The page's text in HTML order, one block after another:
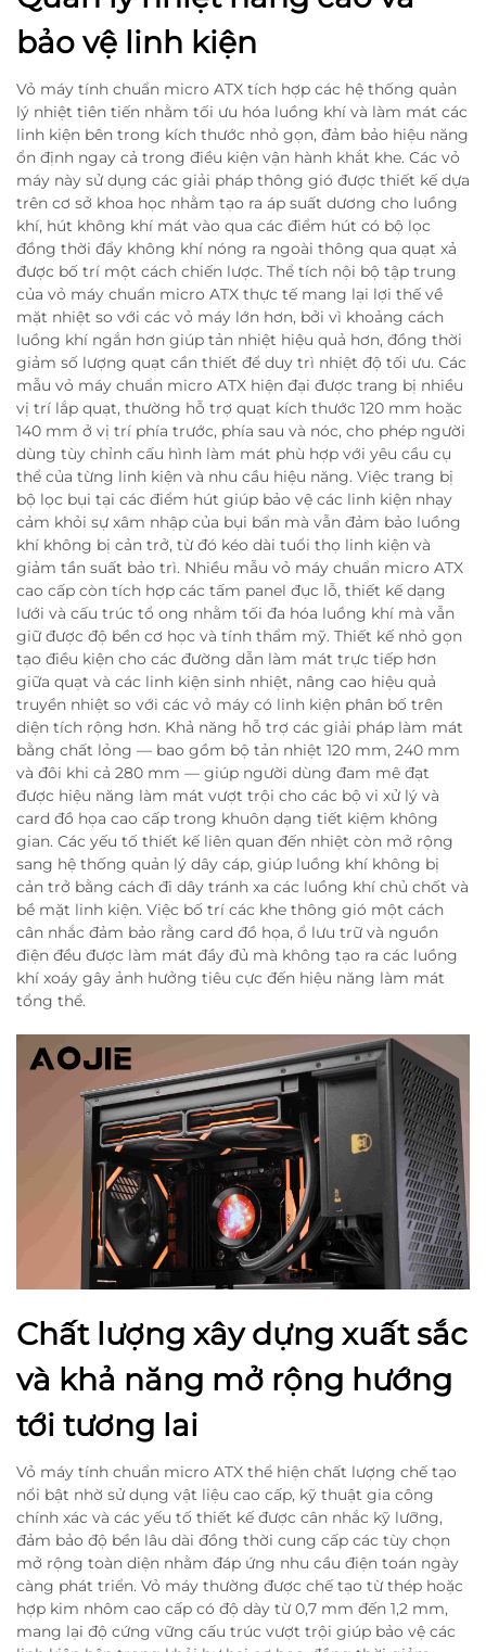
bảo vệ linh kiện
Vỏ máy tính chuẩn micro ATX tích hợp các hệ thống quản
lý nhiệt tiên tiến nhằm tối ưu hóa luồng khí và làm mát các
linh kiện bên trong kích thước nhỏ gọn, đảm bảo hiệu năng
ổn định ngay cả trong điều kiện vận hành khắt khe. Các vỏ
máy này sử dụng các giải pháp thông gió được thiết kế dựa
trên cơ sở khoa học nhằm tạo ra áp suất dương cho luồng
khí, hút không khí mát vào qua các điểm hút có bộ lọc
đồng thời đẩy không khí nóng ra ngoài thông qua quạt xả
được bố trí một cách chiến lược. Thể tích nội bộ tập trung
của vỏ máy chuẩn micro ATX thực tế mang lại lợi thế về
mặt nhiệt so với các vỏ máy lớn hơn, bởi vì khoảng cách
luồng khí ngắn hơn giúp tản nhiệt hiệu quả hơn, đồng thời
giảm số lượng quạt cần thiết để duy trì nhiệt độ tối ưu. Các
mẫu vỏ máy chuẩn micro ATX hiện đại được trang bị nhiều
vị trí lắp quạt, thường hỗ trợ quạt kích thước 120 mm hoặc
140 mm ở vị trí phía trước, phía sau và nóc, cho phép người
dùng tùy chỉnh cấu hình làm mát phù hợp với yêu cầu cụ
thể của từng linh kiện và nhu cầu hiệu năng. Việc trang bị
bộ lọc bụi tại các điểm hút giúp bảo vệ các linh kiện nhạy
cảm khỏi sự xâm nhập của bụi bẩn mà vẫn đảm bảo luồng
khí không bị cản trở, từ đó kéo dài tuổi thọ linh kiện và
giảm tần suất bảo trì. Nhiều mẫu vỏ máy chuẩn micro ATX
cao cấp còn tích hợp các tấm panel đục lỗ, thiết kế dạng
lưới và cấu trúc tổ ong nhằm tối đa hóa luồng khí mà vẫn
giữ được độ bền cơ học và tính thẩm mỹ. Thiết kế nhỏ gọn
tạo điều kiện cho các đường dẫn làm mát trực tiếp hơn
giữa quạt và các linh kiện sinh nhiệt, nâng cao hiệu quả
truyền nhiệt so với các vỏ máy có linh kiện phân bố trên
diện tích rộng hơn. Khả năng hỗ trợ các giải pháp làm mát
bằng chất lỏng — bao gồm bộ tản nhiệt 120 mm, 240 mm
và đôi khi cả 280 mm — giúp người dùng đam mê đạt
được hiệu năng làm mát vượt trội cho các bộ vi xử lý và
card đồ họa cao cấp trong khuôn dạng tiết kiệm không
gian. Các yếu tố thiết kế liên quan đến nhiệt còn mở rộng
sang hệ thống quản lý dây cáp, giúp luồng khí không bị
cản trở bằng cách đi dây tránh xa các luồng khí chủ chốt và
bề mặt linh kiện. Việc bố trí các khe thông gió một cách
cân nhắc đảm bảo rằng card đồ họa, ổ lưu trữ và nguồn
điện đều được làm mát đầy đủ mà không tạo ra các luồng
khí xoáy gây ảnh hưởng tiêu cực đến hiệu năng làm mát
tổng thể.
Chất lượng xây dựng xuất sắc
và khả năng mở rộng hướng
tới tương lai
Vỏ máy tính chuẩn micro ATX thể hiện chất lượng chế tạo
nổi bật nhờ sử dụng vật liệu cao cấp, kỹ thuật gia công
chính xác và các yếu tố thiết kế được cân nhắc kỹ lưỡng,
đảm bảo độ bền lâu dài đồng thời cung cấp các tùy chọn
mở rộng toàn diện nhằm đáp ứng nhu cầu điện toán ngày
càng phát triển. Vỏ máy thường được chế tạo từ thép hoặc
hợp kim nhôm cao cấp có độ dày từ 0,7 mm đến 1,2 mm,
mang lại độ cứng vững cấu trúc vượt trội giúp bảo vệ các